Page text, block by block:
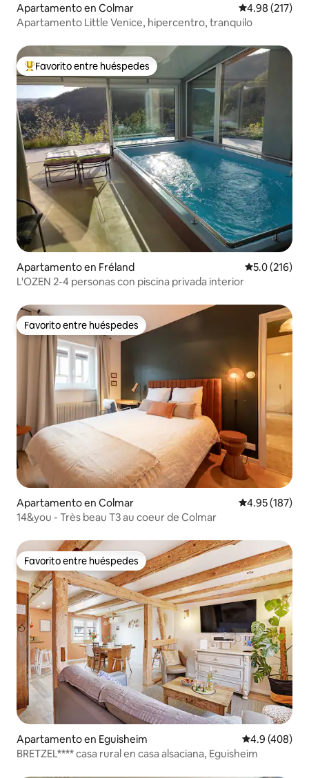
Apartamento en Colmar Calificación
4.98 (217)
Apartamento Little Venice, hipercentro, tranquilo
Favorito entre huéspedes preferido
Favorito entre huéspedes
Apartamento en Fréland Calificación
5.0 (216)
L'OZEN 2-4 personas con piscina privada interior
Favorito entre huéspedes
Favorito entre huéspedes
Apartamento en Colmar Calificación
4.95 (187)
14&you - Très beau T3 au coeur de Colmar
Favorito entre huéspedes
Favorito entre huéspedes
Apartamento en Eguisheim Calificación
4.9 (408)
BRETZEL**** casa rural en casa alsaciana, Eguisheim